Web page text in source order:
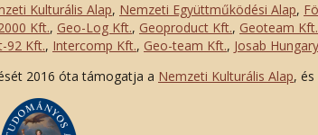
Kulturális Alap, Nemzeti Együttműködési Alap,
Kft., Geo-Log Kft., Geoproduct Kft., Geoteam Kft.
92 Kft., Intercomp Kft., Geo-team Kft., Josab
2016 óta támogatja a Nemzeti Kulturális Alap,